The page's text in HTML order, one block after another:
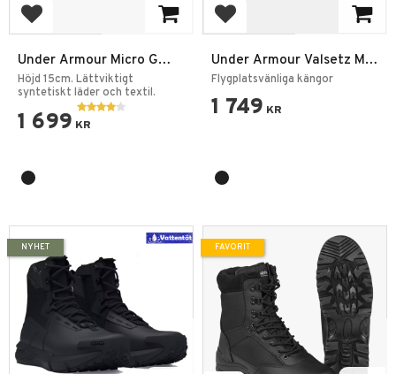
Lägg till i favoriter
Under Armour Micro G
Valsetz Side-Zip Mid Svart
Höjd 15cm. Lättviktigt
syntetiskt läder och textil.
1 699 KR
Lägg till i favoriter
Under Armour Valsetz Mid
– Taktiska Kängor för
Flygplatsvänliga kängor
1 749 KR
NYHET FAVORIT